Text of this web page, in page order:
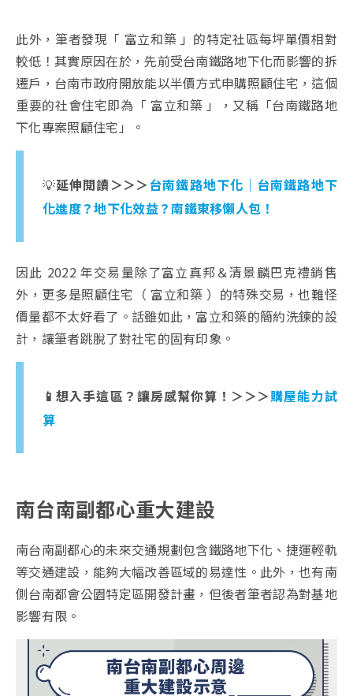
此外，筆者發現「 富立和築 」的特定社區每坪單價相對
較低！ 其實原因在於，先前受台南鐵路地下化而影響的拆
遷戶，台南市政府開放能以半價方式申購照顧住宅，這個
重要的社會住宅即為「 富立和築 」，又稱「台南鐵路地
下化專案照顧住宅」。
💡延伸閱讀＞＞＞ 台南鐵路地下化｜台南鐵路地下
化進度？地下化效益？南鐵東移懶人包！
因此 2022 年交易量除了富立真邦＆清景麟巴克禮銷售
外，更多是照顧住宅（ 富立和築 ）的特殊交易，也難怪
價量都不太好看了。話雖如此，富立和築的簡約洗鍊的設
計，讓筆者跳脫了對社宅的固有印象。
📱想入手這區？讓房感幫你算！＞＞＞購屋能力試
算
南台南副都心重大建設
南台南副都心的未來交通規劃包含鐵路地下化、捷運輕軌
等交通建設，能夠大幅改善區域的易達性。此外，也有南
側台南都會公園特定區開發計畫，但後者筆者認為對基地
影響有限。